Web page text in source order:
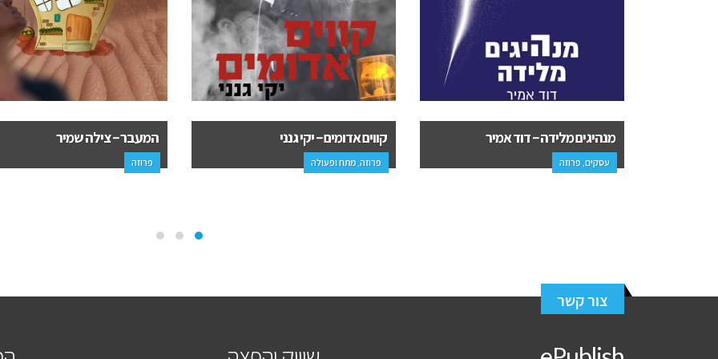
קווים אדומים – יקי גנני
פרוזה, מתח ופעולה
המעבר – צילה שמיר
פרוזה
גיבור על טבעי – ערן גדות
מד"ב ופנטזיה
צור קשר